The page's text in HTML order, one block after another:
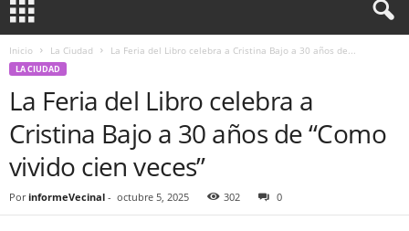
Inicio La Ciudad La Feria del Libro celebra a Cristina Bajo a 30 años de...
LA CIUDAD
La Feria del Libro celebra a
Cristina Bajo a 30 años de “Como
vivido cien veces”
Por informeVecinal - octubre 5, 2025 302 0